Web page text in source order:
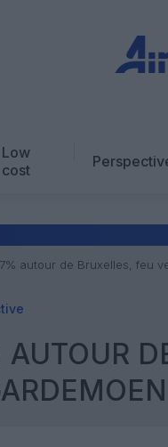
Low
cost
autour de Bruxelles, feu